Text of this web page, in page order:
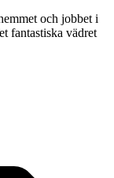
och jobbet i
fantastiska vädret